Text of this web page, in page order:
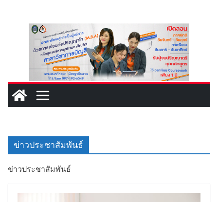
ข่าวประชาสัมพันธ์
ข่าวประชาสัมพันธ์